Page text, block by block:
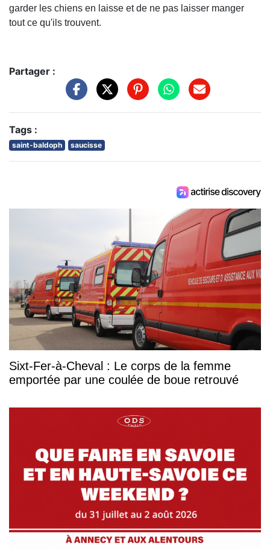
garder les chiens en laisse et de ne pas laisser manger
tout ce qu'ils trouvent.
Partager :
Tags :
saint-baldoph saucisse
Sixt-Fer-à-Cheval : Le corps de la femme
emportée par une coulée de boue retrouvé